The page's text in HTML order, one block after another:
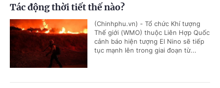
Tác động thời tiết thế nào?
(Chinhphu.vn) - Tổ chức Khí tượng
Thế giới (WMO) thuộc Liên Hợp Quốc
cảnh báo hiện tượng El Nino sẽ tiếp
tục mạnh lên trong giai đoạn từ...